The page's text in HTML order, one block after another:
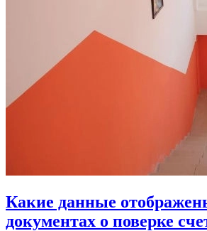
Какие данные
документах о поверке